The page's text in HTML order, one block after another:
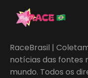
RaceBrasil |
notícias das fontes
mundo. Todos os